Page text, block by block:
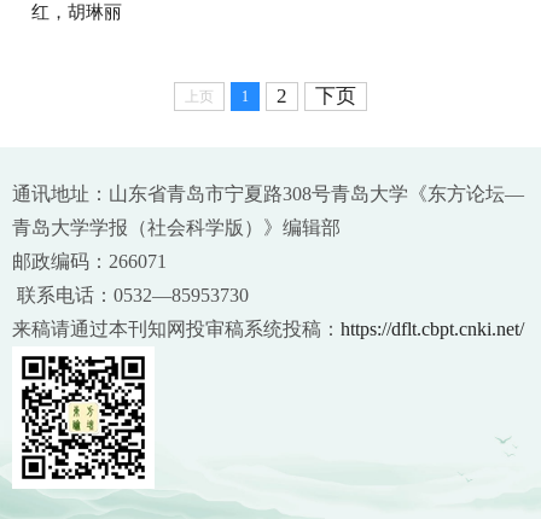
红，胡琳丽
上页 1 2 下页
通讯地址：山东省青岛市宁夏路308号青岛大学《东方论坛—
青岛大学学报（社会科学版）》编辑部
邮政编码：266071
联系电话：0532—85953730
来稿请通过本刊知网投审稿系统投稿： https://dflt.cbpt.cnki.net/